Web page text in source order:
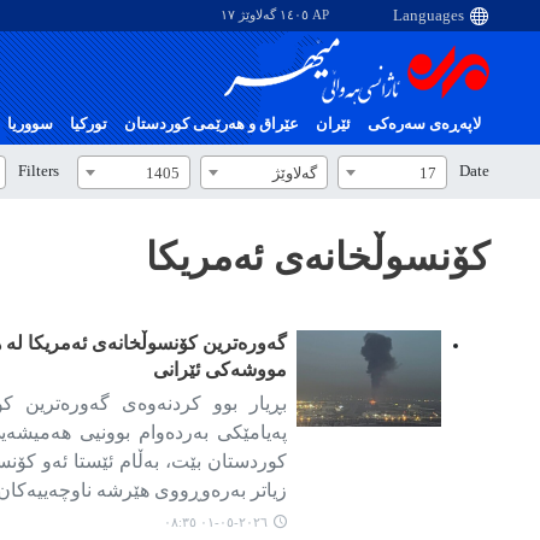
AP ١٤٠٥ گەلاوێژ ١٧
لاپەڕەی سەرەکی ئێران عێراق و هەرێمی کوردستان تورکیا سووریا
Date
17 گەلاوێژ 1405
Filters
کۆنسوڵخانەی ئەمریکا
گەورەترین کۆنسوڵخانەی ئەمریکا
مووشەکی ئێرانی
بڕیار بوو کردنەوەی گەورەترین
پەیامێکی بەردەوام بوونیی
کوردستان بێت، بەڵام ئێستا ئەو
زیاتر بەرەوڕووی هێرشە
٢٠٢٦-٠٥-٠١ ٠٨:٣٥